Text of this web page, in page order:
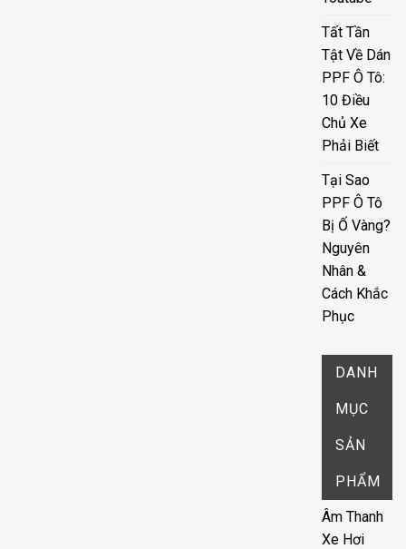
Tất Tần
Tật Về Dán
PPF Ô Tô:
10 Điều
Chủ Xe
Phải Biết
Tại Sao
PPF Ô Tô
Bị Ố Vàng?
Nguyên
Nhân &
Cách Khắc
Phục
DANH
MỤC
SẢN
PHẨM
Âm Thanh
Xe Hơi